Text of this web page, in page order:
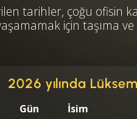
tarihler, çoğu ofisin
için taşıma
2026 yılında
Gün İsim